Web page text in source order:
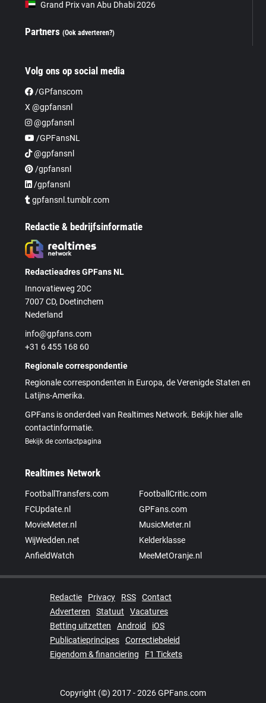
Grand Prix van Abu Dhabi 2026
Partners(Ook adverteren?)
Volg ons op social media
/GPfanscom
X @gpfansnl
@gpfansnl
/GPFansNL
@gpfansnl
/gpfansnl
/gpfansnl
gpfansnl.tumblr.com
Redactie & bedrijfsinformatie
Redactieadres GPFans NL
Innovatieweg 20C
7007 CD, Doetinchem
Nederland
info@gpfans.com
+31 6 455 168 60
Regionale correspondentie
Regionale correspondenten in Europa, de Verenigde Staten en
Latijns-Amerika.
GPFans is onderdeel van Realtimes Network. Bekijk hier alle
contactinformatie.
Bekijk de contactpagina
Realtimes Network
FootballTransfers.com
FootballCritic.com
FCUpdate.nl
GPFans.com
MovieMeter.nl
MusicMeter.nl
WijWedden.net
Kelderklasse
AnfieldWatch
MeeMetOranje.nl
Redactie Privacy RSS
Contact
Adverteren
Statuut
Vacatures
Betting uitzetten
Android
iOS
Publicatieprincipes
Correctiebeleid
Eigendom & financiering
F1 Tickets
Copyright (©) 2017 - 2026 GPFans.com